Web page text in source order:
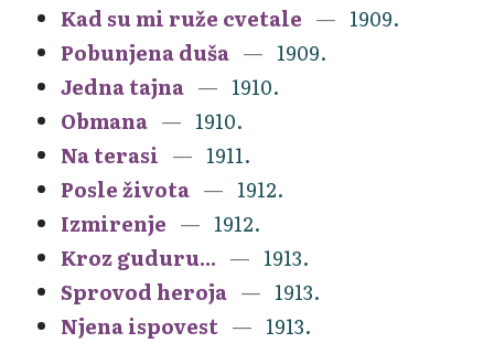
Kad su mi ruže cvetale
1909.
Pobunjena duša
1909.
Jedna tajna
1910.
Obmana
1910.
Na terasi
1911.
Posle života
1912.
Izmirenje
1912.
Kroz guduru...
1913.
Sprovod heroja
1913.
Njena ispovest
1913.